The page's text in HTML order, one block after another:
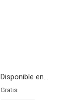
Disponible en...
Gratis